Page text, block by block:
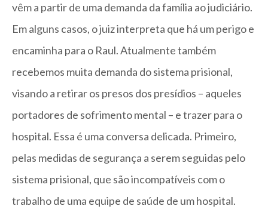
vêm a partir de uma demanda da família ao judiciário.
Em alguns casos, o juiz interpreta que há um perigo e
encaminha para o Raul. Atualmente também
recebemos muita demanda do sistema prisional,
visando a retirar os presos dos presídios – aqueles
portadores de sofrimento mental – e trazer para o
hospital. Essa é uma conversa delicada. Primeiro,
pelas medidas de segurança a serem seguidas pelo
sistema prisional, que são incompatíveis com o
trabalho de uma equipe de saúde de um hospital.